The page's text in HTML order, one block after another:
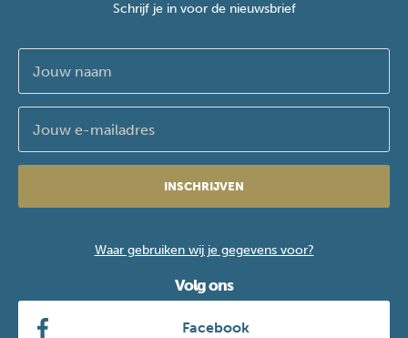
Schrijf je in voor de nieuwsbrief
INSCHRIJVEN
Waar gebruiken wij je gegevens voor?
Volg ons
Facebook